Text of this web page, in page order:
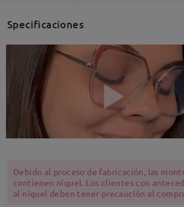
Specificaciones
Debido al proceso de fabricación, las
contienen níquel. Los clientes con
al níquel deben tener precaución al